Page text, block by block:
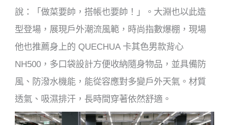
說：「做菜要帥，搭帳也要帥！」。 大淵也以此造
型登場，展現戶外潮流風範，時尚指數爆棚，現場
他也推薦身上的 QUECHUA 卡其色男款背心
NH500 ，多口袋設計方便收納隨身物品，並具備防
風、防潑水機能，能從容應對多變戶外天氣。材質
透氣、吸濕排汗，長時間穿著依然舒適。